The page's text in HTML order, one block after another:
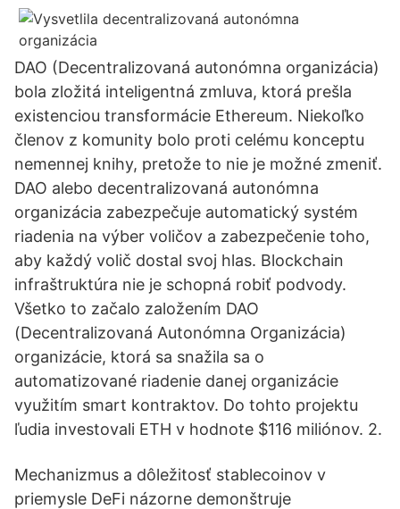
DAO (Decentralizovaná autonómna organizácia)
bola zložitá inteligentná zmluva, ktorá prešla
existenciou transformácie Ethereum. Niekoľko
členov z komunity bolo proti celému konceptu
nemennej knihy, pretože to nie je možné zmeniť.
DAO alebo decentralizovaná autonómna
organizácia zabezpečuje automatický systém
riadenia na výber voličov a zabezpečenie toho,
aby každý volič dostal svoj hlas. Blockchain
infraštruktúra nie je schopná robiť podvody.
Všetko to začalo založením DAO
(Decentralizovaná Autonómna Organizácia)
organizácie, ktorá sa snažila sa o
automatizované riadenie danej organizácie
využitím smart kontraktov. Do tohto projektu
ľudia investovali ETH v hodnote $116 miliónov. 2.
Mechanizmus a dôležitosť stablecoinov v
priemysle DeFi názorne demonštruje